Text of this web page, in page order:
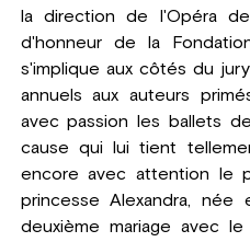
la direction de l'Opéra
d'honneur de la
s'implique aux côtés du
annuels aux auteurs
avec passion les ballets
cause qui lui tient
encore avec attention le
princesse Alexandra,
deuxième mariage avec le